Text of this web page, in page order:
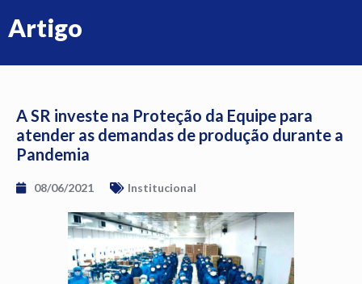
Artigo
A SR investe na Proteção da Equipe para
atender as demandas de produção durante a
Pandemia
08/06/2021 Institucional